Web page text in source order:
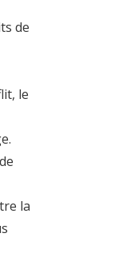
de
le
la